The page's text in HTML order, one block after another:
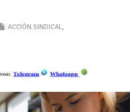
ACCIÓN SINDICAL,